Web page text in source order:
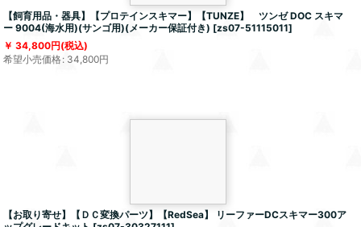
【飼育用品・器具】【プロテインスキマー】【TUNZE】 ツンゼ DOC スキマ
ー 9004(海水用)(サンゴ用)(メーカー保証付き) [zs07-51115011]
34,800円(税込)
希望小売価格: 34,800円
【お取り寄せ】【ＤＣ変換パーツ】【RedSea】 リーファーDCスキマー300ア